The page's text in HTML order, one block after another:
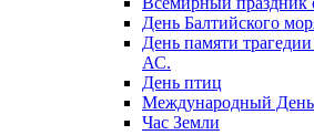
День Балтийского
День памяти
АС.
День птиц
Международный
Час Земли